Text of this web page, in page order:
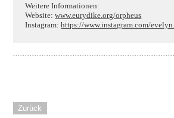
Weitere Informationen:
Website:www.eurydike.org/orpheus
Instagram:https://www.instagram.com/
Zurück